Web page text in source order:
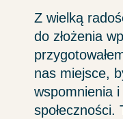
Z wielką
do złożenia
nas miejsce,
wspomnienia
społeczności.